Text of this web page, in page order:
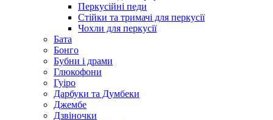
Перкусійні педи
Стійки та тримачі для перкусії
Чохли для перкусії
Бата
Бонго
Бубни і драми
Глюкофони
Гуіро
Дарбуки та Думбеки
Джембе
Дзвіночки